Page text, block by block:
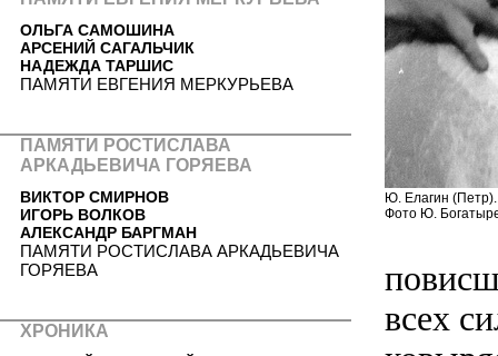
Ю. Елагин
Фото Ю.
всех
ОЛЬГА САМОШИНА
АРСЕНИЙ САГАЛЬЧИК
НАДЕЖДА ТАРШИС
ПАМЯТИ ЕВГЕНИЯ МЕРКУРЬЕВА
ПАМЯТИ РОСТИСЛАВА
АРКАДЬЕВИЧА ГОРЯЕВА
ВИКТОР СМИРНОВ
ИГОРЬ ВОЛКОВ
АЛЕКСАНДР БАРГМАН
ПАМЯТИ РОСТИСЛАВА АРКАДЬЕВИЧА
ГОРЯЕВА
ХРОНИКА